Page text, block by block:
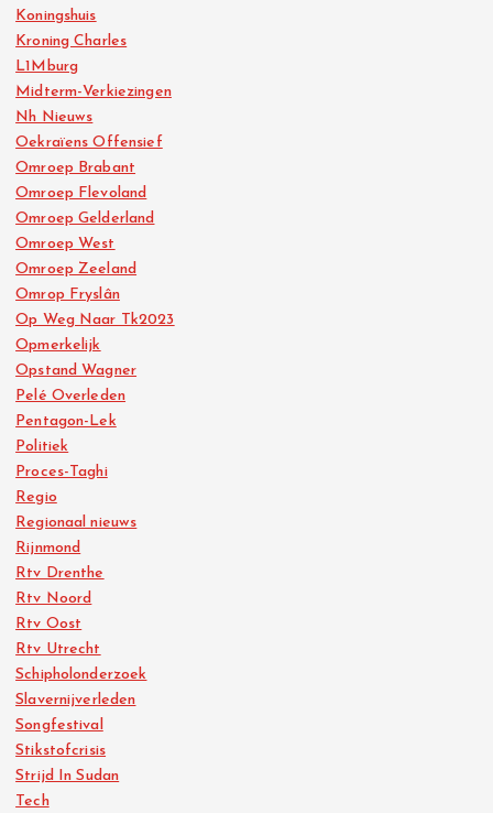
Koningshuis
Kroning Charles
L1Mburg
Midterm-Verkiezingen
Nh Nieuws
Oekraïens Offensief
Omroep Brabant
Omroep Flevoland
Omroep Gelderland
Omroep West
Omroep Zeeland
Omrop Fryslân
Op Weg Naar Tk2023
Opmerkelijk
Opstand Wagner
Pelé Overleden
Pentagon-Lek
Politiek
Proces-Taghi
Regio
Regionaal nieuws
Rijnmond
Rtv Drenthe
Rtv Noord
Rtv Oost
Rtv Utrecht
Schipholonderzoek
Slavernijverleden
Songfestival
Stikstofcrisis
Strijd In Sudan
Tech